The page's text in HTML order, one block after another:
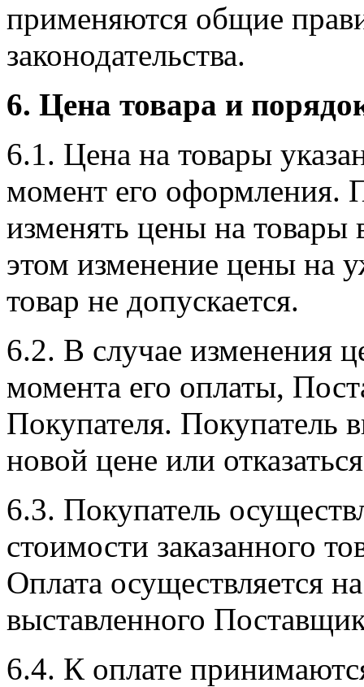
применяются общие
законодательства.
6. Цена товара и
6.1. Цена на товары
момент его оформления.
изменять цены на
этом изменение цены на
товар не допускается.
6.2. В случае изменения
момента его оплаты,
Покупателя. Покупатель
новой цене или
6.3. Покупатель
стоимости заказанного
Оплата осуществляется
выставленного
6.4. К оплате